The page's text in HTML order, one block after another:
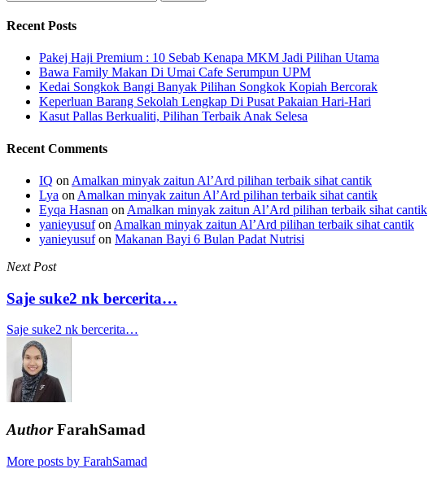
Recent Posts
Pakej Haji Premium : 10 Sebab Kenapa MKM Jadi Pilihan Utama
Bawa Family Makan Di Umai Cafe Serumpun UPM
Kedai Songkok Bangi Banyak Pilihan Songkok Kopiah Bercorak
Keperluan Barang Sekolah Lengkap Di Pusat Pakaian Hari-Hari
Kasut Pallas Berkualiti, Pilihan Terbaik Anak Selesa
Recent Comments
IQ on Amalkan minyak zaitun Al’Ard pilihan terbaik sihat cantik
Lya on Amalkan minyak zaitun Al’Ard pilihan terbaik sihat cantik
Eyqa Hasnan on Amalkan minyak zaitun Al’Ard pilihan terbaik sihat cantik
yanieyusufon Amalkan minyak zaitun Al’Ard pilihan terbaik sihat cantik
yanieyusufon Makanan Bayi 6 Bulan Padat Nutrisi
Next Post
Saje suke2 nk bercerita…
Saje suke2 nk bercerita…
AuthorFarahSamad
More posts by FarahSamad